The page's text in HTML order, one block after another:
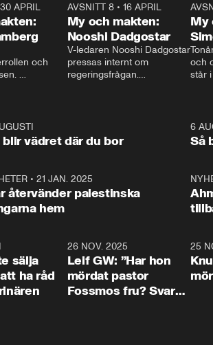
30 APRIL
och
AVSNITT 8• 16 APRIL
My och makten:
Nooshi Dadgostar
V-ledaren Nooshi Dadgostar
pressas internt om
regeringsfrågan.
– Vi ställer upp i val. Ska vi
vara med så sitter vi förstås
My
och
står
blir vädret där du bor
6
Så
•21 JAN. 2025
återvänder palestinska
hem
sälja
ha råd
26 NOV. 2025
Leif GW: ”Har hon
mördat pastor
Fossmos fru? Svar
25